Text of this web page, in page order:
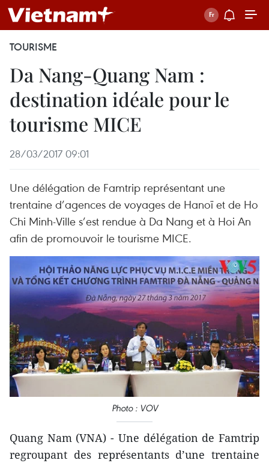
TOURISME
Da Nang-Quang Nam :
destination idéale pour le
tourisme MICE
28/03/2017 09:01
Une délégation de Famtrip représentant une
trentaine d’agences de voyages de Hanoï et de Ho
Chi Minh-Ville s’est rendue à Da Nang et à Hoi An
afin de promouvoir le tourisme MICE.
Photo : VOV
Quang Nam (VNA) - Une délégation de Famtrip
regroupant des représentants d’une trentaine